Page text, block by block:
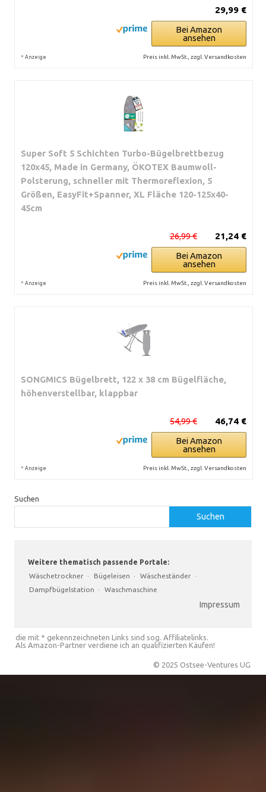
29,99 €
Bei Amazon
ansehen
* Anzeige Preis inkl. MwSt., zzgl. Versandkosten
Super Soft 5 Schichten Turbo-Bügelbrettbezug
120x45, Made in Germany, ÖKOTEX Baumwoll-
Polsterung, schneller mit Thermoreflexion, 5
Größen, EasyFit+Spanner, XL Fläche 120-125x40-
45cm
21,24 €
26,99 €
Bei Amazon
ansehen
* Anzeige Preis inkl. MwSt., zzgl. Versandkosten
SONGMICS Bügelbrett, 122 x 38 cm Bügelfläche,
höhenverstellbar, klappbar
46,74 €
54,99 €
Bei Amazon
ansehen
* Anzeige Preis inkl. MwSt., zzgl. Versandkosten
Suchen
Suchen
Weitere thematisch passende Portale:
Wäschetrockner · Bügeleisen · Wäscheständer ·
Dampfbügelstation · Waschmaschine
Impressum
die mit * gekennzeichneten Links sind sog. Affiliatelinks.
Als Amazon-Partner verdiene ich an qualifizierten Käufen!
© 2025 Ostsee-Ventures UG